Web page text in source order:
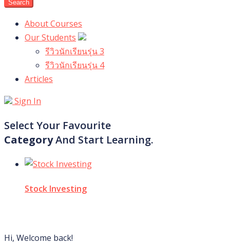
About Courses
Our Students
รีวิวนักเรียนรุ่น 3
รีวิวนักเรียนรุ่น 4
Articles
Sign In
Select Your Favourite
CategoryAnd Start Learning.
Stock Investing
Hi, Welcome back!